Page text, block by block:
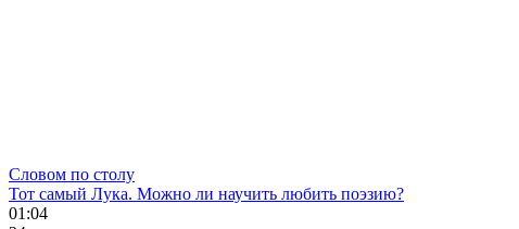
Словом по столу
Тот самый Лука. Можно ли научить любить поэзию?
01:04